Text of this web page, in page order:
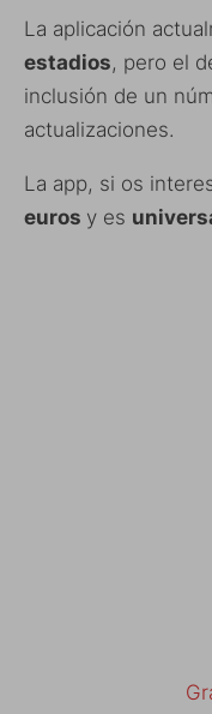
La aplicación
estadios, pero el
inclusión de un
actualizaciones.
La app, si os
euros y es